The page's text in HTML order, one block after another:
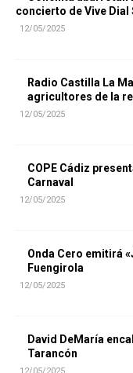
concierto de Vive Dial
12/05/2025
Radio Castilla La
agricultores de la
12/05/2025
COPE Cádiz
Carnaval
12/05/2025
Onda Cero emitirá
Fuengirola
12/05/2025
David DeMaría
Tarancón